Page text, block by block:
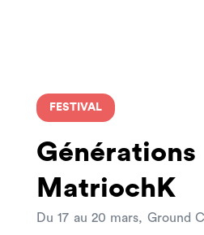
FESTIVAL
Générations
MatriochK
Du 17 au 20 mars, Ground